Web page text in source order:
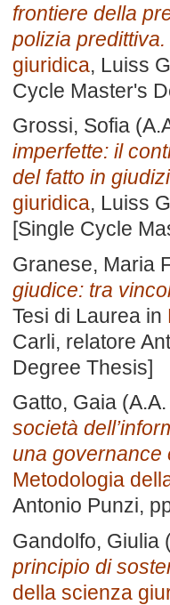
frontiere della
polizia predittiva.
giuridica, Luiss
Cycle Master's
Grossi, Sofia
imperfette: il
del fatto in
giuridica, Luiss
[Single Cycle
Granese, Maria
giudice: tra
Tesi di Laurea in
Carli, relatore
Degree Thesis]
Gatto, Gaia
società
una governance
Metodologia
Antonio Punzi,
Gandolfo, Giulia
principio di
della scienza